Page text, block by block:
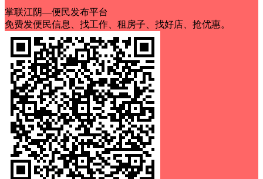
掌联江阴—便民发布平台
免费发便民信息、找工作、租房子、找好店、抢优惠。